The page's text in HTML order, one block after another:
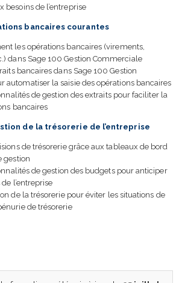
besoins de l’entreprise
bancaires courantes
les opérations bancaires (virements,
dans Sage 100 Gestion Commerciale
bancaires dans Sage 100 Gestion
automatiser la saisie des opérations bancaires
de gestion des extraits pour faciliter la
bancaires
de la trésorerie de l’entreprise
de trésorerie grâce aux tableaux de bord
gestion
de gestion des budgets pour anticiper
l’entreprise
de la trésorerie pour éviter les situations de
de trésorerie